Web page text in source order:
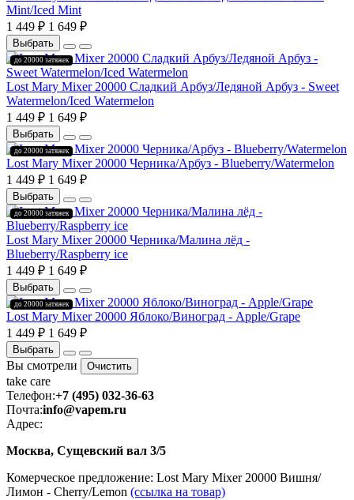
Mint/Iced Mint
1 449 ₽ 1 649 ₽
Выбрать
до 20000 затяжек
Lost Mary Mixer 20000 Сладкий Арбуз/Ледяной Арбуз - Sweet
Watermelon/Iced Watermelon
1 449 ₽ 1 649 ₽
Выбрать
до 20000 затяжек
Lost Mary Mixer 20000 Черника/Арбуз - Blueberry/Watermelon
1 449 ₽ 1 649 ₽
Выбрать
до 20000 затяжек
Lost Mary Mixer 20000 Черника/Малина лёд -
Blueberry/Raspberry ice
1 449 ₽ 1 649 ₽
Выбрать
до 20000 затяжек
Lost Mary Mixer 20000 Яблоко/Виноград - Apple/Grape
1 449 ₽ 1 649 ₽
Выбрать
Вы смотрели Очистить
take care
Телефон:+7 (495) 032-36-63
Почта:info@vapem.ru
Адрес:
Москва, Сущевский вал 3/5
Комерческое предложение: Lost Mary Mixer 20000 Вишня/
Лимон - Cherry/Lemon (ссылка на товар)